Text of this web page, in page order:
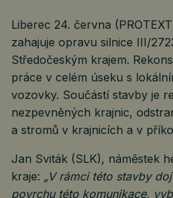
Liberec 24. června
zahajuje opravu silnice III/
Středočeským krajem.
práce v celém úseku s
vozovky. Součástí stavby je
nezpevněných krajnic,
a stromů v krajnicích a v
Jan Sviták (SLK), náměstek
kraje: „V rámci této stavby
povrchu této komunikace,